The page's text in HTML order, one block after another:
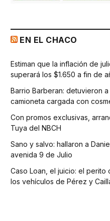
EN EL CHACO
Estiman que la inflación de
superará los $1.650 a fin de
Barrio Barberan: detuvieron
camioneta cargada con
Con promos exclusivas,
Tuya del NBCH
Sano y salvo: hallaron a
avenida 9 de Julio
Caso Loan, el juicio: el
los vehículos de Pérez y